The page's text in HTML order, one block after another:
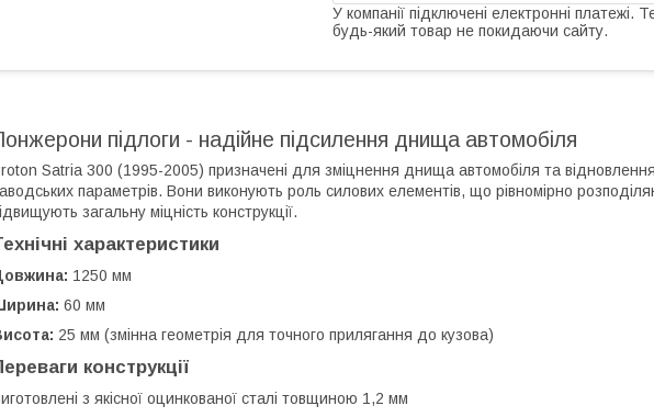
У компанії підключені електронні платежі.
будь-який товар не покидаючи сайту.
підлоги - надійне підсилення днища автомобіля
Satria 300 (1995-2005) призначені для зміцнення днища автомобіля та
параметрів. Вони виконують роль силових елементів, що рівномірно
загальну міцність конструкції.
характеристики
1250 мм
60 мм
25 мм (змінна геометрія для точного прилягання до кузова)
конструкції
з якісної оцинкованої сталі товщиною 1,2 мм